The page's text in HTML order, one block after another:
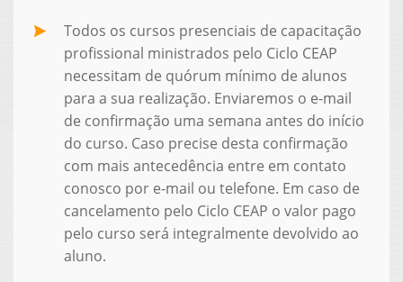
Todos os cursos presenciais de capacitação
profissional ministrados pelo Ciclo CEAP
necessitam de quórum mínimo de alunos
para a sua realização. Enviaremos o e-mail
de confirmação uma semana antes do início
do curso. Caso precise desta confirmação
com mais antecedência entre em contato
conosco por e-mail ou telefone. Em caso de
cancelamento pelo Ciclo CEAP o valor pago
pelo curso será integralmente devolvido ao
aluno.